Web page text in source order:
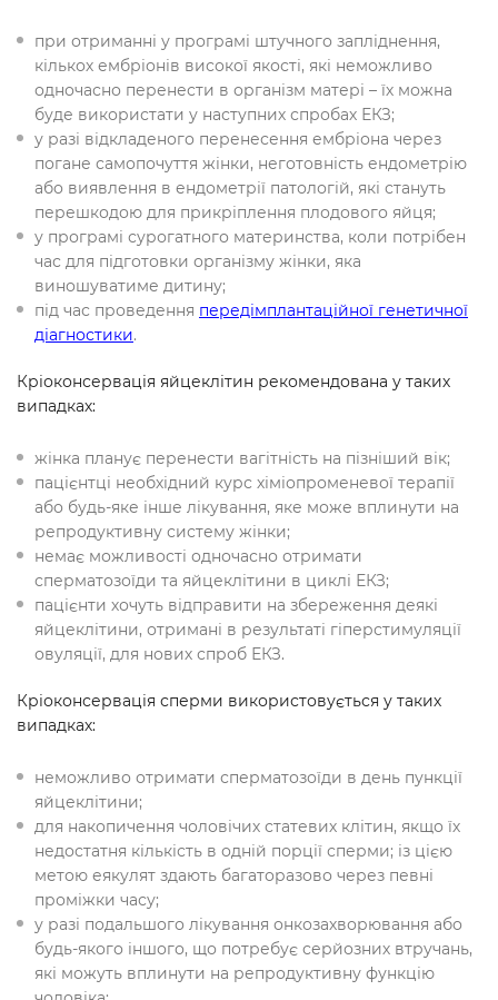
при отриманні у програмі штучного запліднення,
кількох ембріонів високої якості, які неможливо
одночасно перенести в організм матері – їх можна
буде використати у наступних спробах ЕКЗ;
у разі відкладеного перенесення ембріона через
погане самопочуття жінки, неготовність ендометрію
або виявлення в ендометрії патологій, які стануть
перешкодою для прикріплення плодового яйця;
у програмі сурогатного материнства, коли потрібен
час для підготовки організму жінки, яка
виношуватиме дитину;
під час проведення передімплантаційної генетичної
діагностики.
Кріоконсервація яйцеклітин рекомендована у таких
випадках:
жінка планує перенести вагітність на пізніший вік;
пацієнтці необхідний курс хіміопроменевої терапії
або будь-яке інше лікування, яке може вплинути на
репродуктивну систему жінки;
немає можливості одночасно отримати
сперматозоїди та яйцеклітини в циклі ЕКЗ;
пацієнти хочуть відправити на збереження деякі
яйцеклітини, отримані в результаті гіперстимуляції
овуляції, для нових спроб ЕКЗ.
Кріоконсервація сперми використовується у таких
випадках:
неможливо отримати сперматозоїди в день пункції
яйцеклітини;
для накопичення чоловічих статевих клітин, якщо їх
недостатня кількість в одній порції сперми; із цією
метою еякулят здають багаторазово через певні
проміжки часу;
у разі подальшого лікування онкозахворювання або
будь-якого іншого, що потребує серйозних втручань,
які можуть вплинути на репродуктивну функцію